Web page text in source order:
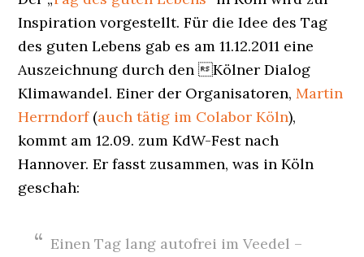
Inspiration vorgestellt. Für die Idee des Tag
des guten Lebens gab es am 11.12.2011 eine
Auszeichnung durch den Kölner Dialog
Klimawandel. Einer der Organisatoren,Martin
Herrndorf(auch tätig im Colabor Köln),
kommt am 12.09. zum KdW-Fest nach
Hannover. Er fasst zusammen, was in Köln
geschah:
Einen Tag lang autofrei im Veedel –